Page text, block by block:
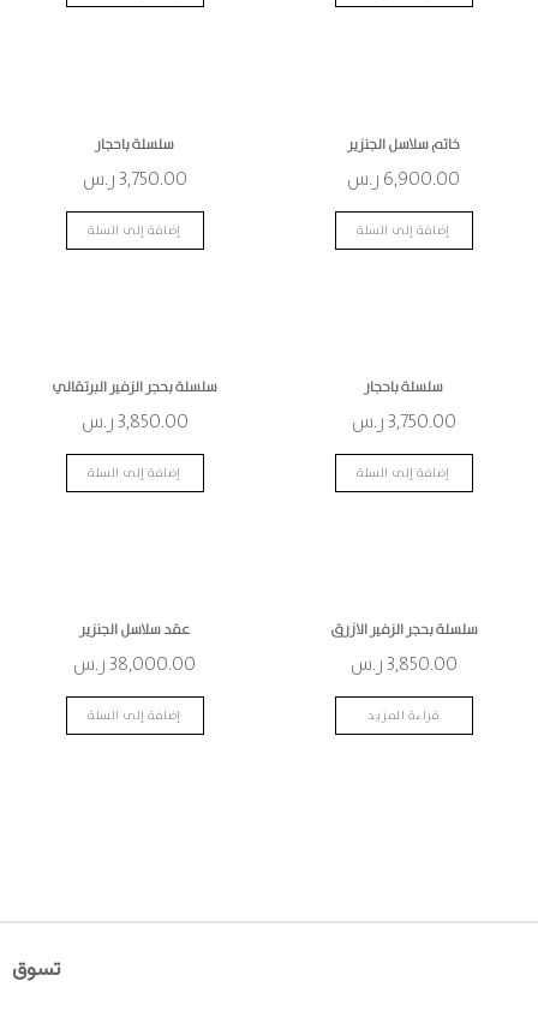
خاتم سلاسل الجنزير
6,900.00 ر.س
إضافة إلى السلة
سلسلة باحجار
3,750.00ر.س
إضافة إلى السلة
سلسلة باحجار
3,750.00ر.س
إضافة إلى السلة
سلسلة بحجر الزفير البرتقالي
3,850.00ر.س
إضافة إلى السلة
من
المخزن
سلسلة بحجر الزفير الازرق
3,850.00ر.س
قراءة المزيد
عقد سلاسل الجنزير
38,000.00ر.س
إضافة إلى السلة
تسوق